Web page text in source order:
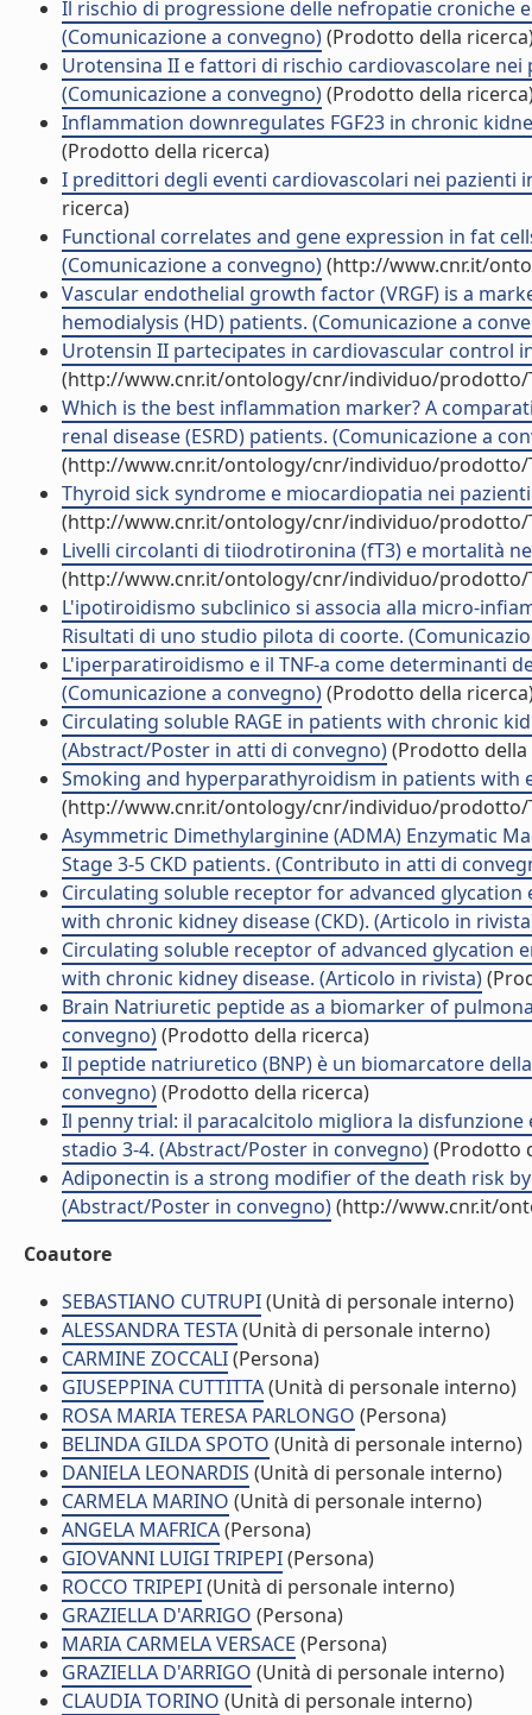
Il rischio di progressione delle nefropatie croniche
(Comunicazione a convegno)(Prodotto della
Urotensina II e fattori di rischio cardiovascolare
(Comunicazione a convegno)(Prodotto della
Inflammation downregulates FGF23 in chronic
(Prodotto della ricerca)
I predittori degli eventi cardiovascolari nei pazienti
ricerca)
Functional correlates and gene expression in fat
(Comunicazione a convegno)(http://www.cnr.it/
Vascular endothelial growth factor (VRGF) is a
hemodialysis (HD) patients. (Comunicazione a
Urotensin II partecipates in cardiovascular control
(http://www.cnr.it/ontology/cnr/individuo/prodotto/
Which is the best inflammation marker? A
renal disease (ESRD) patients. (Comunicazione a
(http://www.cnr.it/ontology/cnr/individuo/prodotto/
Thyroid sick syndrome e miocardiopatia nei
(http://www.cnr.it/ontology/cnr/individuo/prodotto/
Livelli circolanti di tiiodrotironina (fT3) e mortalità
(http://www.cnr.it/ontology/cnr/individuo/prodotto/
L'ipotiroidismo subclinico si associa alla micro-
Risultati di uno studio pilota di coorte.
L'iperparatiroidismo e il TNF-a come determinanti
(Comunicazione a convegno)(Prodotto della
Circulating soluble RAGE in patients with chronic
(Abstract/Poster in atti di convegno)(Prodotto della
Smoking and hyperparathyroidism in patients with
(http://www.cnr.it/ontology/cnr/individuo/prodotto/
Asymmetric Dimethylarginine (ADMA) Enzymatic
Stage 3-5 CKD patients. (Contributo in atti di
Circulating soluble receptor for advanced
with chronic kidney disease (CKD). (Articolo in
Circulating soluble receptor of advanced glycation
with chronic kidney disease. (Articolo in rivista)
Brain Natriuretic peptide as a biomarker of
convegno)(Prodotto della ricerca)
Il peptide natriuretico (BNP) è un biomarcatore
convegno)(Prodotto della ricerca)
Il penny trial: il paracalcitolo migliora la
stadio 3-4. (Abstract/Poster in convegno)(Prodotto
Adiponectin is a strong modifier of the death risk
(Abstract/Poster in convegno)(http://www.cnr.it/
Coautore
SEBASTIANO CUTRUPI(Unità di personale interno)
ALESSANDRA TESTA(Unità di personale interno)
CARMINE ZOCCALI(Persona)
GIUSEPPINA CUTTITTA(Unità di personale interno)
ROSA MARIA TERESA PARLONGO (Persona)
BELINDA GILDA SPOTO (Unità di personale interno)
DANIELA LEONARDIS (Unità di personale interno)
CARMELA MARINO (Unità di personale interno)
ANGELA MAFRICA(Persona)
GIOVANNI LUIGI TRIPEPI(Persona)
ROCCO TRIPEPI(Unità di personale interno)
GRAZIELLA D'ARRIGO (Persona)
MARIA CARMELA VERSACE (Persona)
GRAZIELLA D'ARRIGO (Unità di personale interno)
CLAUDIA TORINO (Unità di personale interno)